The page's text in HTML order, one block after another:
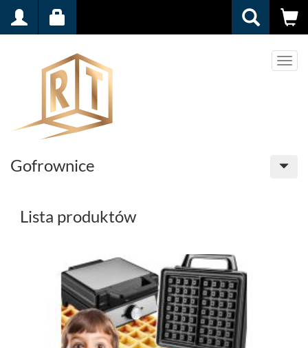
Menu
Gofrownice
Lista produktów